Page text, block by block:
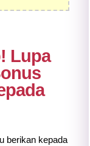
Lupa
berikan kepada